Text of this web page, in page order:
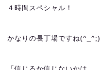
４時間スペシャル！
かなりの長丁場ですね(^_^;)
「信じるか信じないかは